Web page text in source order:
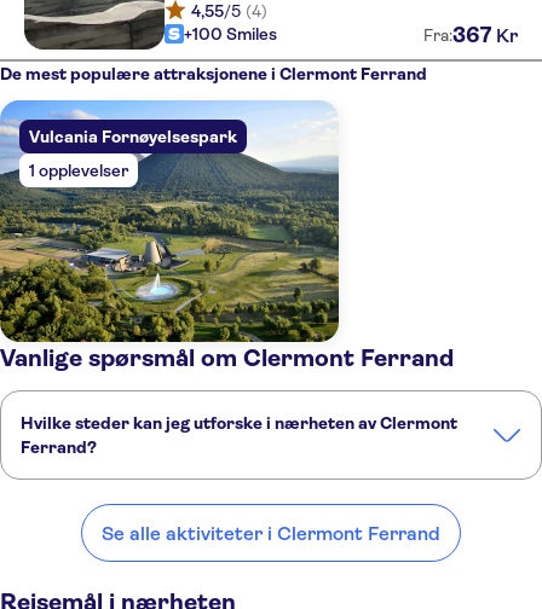
4,55/5 (4)
+100 Smiles
Fra:367 Kr
De mest populære attraksjonene i Clermont Ferrand
Vulcania Fornøyelsespark
1 opplevelser
Vanlige spørsmål om Clermont Ferrand
Hvilke steder kan jeg utforske i nærheten av Clermont
Ferrand?
Beaumont Romaneche Thorins
Se alle aktiviteter i Clermont Ferrand
Reisemål i nærheten